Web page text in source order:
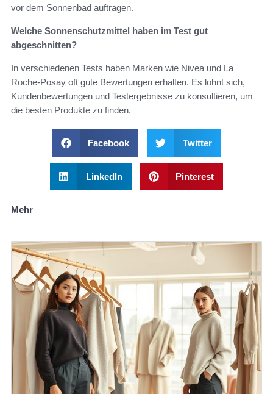
vor dem Sonnenbad auftragen.
Welche Sonnenschutzmittel haben im Test gut
abgeschnitten?
In verschiedenen Tests haben Marken wie Nivea und La
Roche-Posay oft gute Bewertungen erhalten. Es lohnt sich,
Kundenbewertungen und Testergebnisse zu konsultieren, um
die besten Produkte zu finden.
Facebook Twitter
LinkedIn Pinterest
Mehr